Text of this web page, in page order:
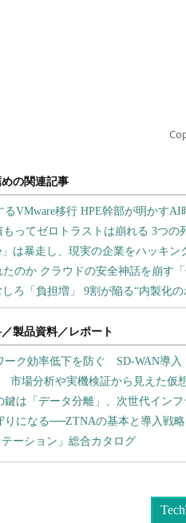
製品資料／レポート
ク効率低下を防ぐ SD-WAN導入
市場分析や実機検証から見えた仮
は「データ分離」、次世代イン
りになる──ZTNAの基本と導入戦
ーション」総合カタログ